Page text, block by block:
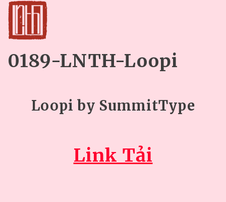
0189-LNTH-Loopi
Loopi by SummitType
Link Tải